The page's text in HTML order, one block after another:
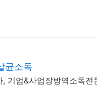
균소독
기업&사업장방역소독전